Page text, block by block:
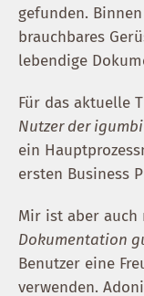
gefunden.
brauchbares
lebendige
Für das aktuelle
Nutzer der
ein
ersten Business
Mir ist aber auch
Dokumentation
Benutzer eine
verwenden.